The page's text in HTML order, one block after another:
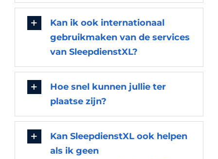
Kan ik ook internationaal
gebruikmaken van de services
van SleepdienstXL?
Hoe snel kunnen jullie ter
plaatse zijn?
Kan SleepdienstXL ook helpen
als ik geen